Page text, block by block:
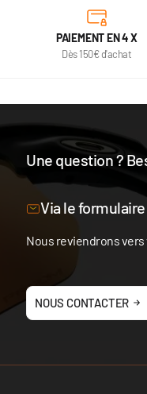
PAIEMENT EN 4 X
Dès 150€ d'achat
Une question ?
Notre équipe est à
Via le formulaire
Nous reviendrons
NOUS CONTACTER